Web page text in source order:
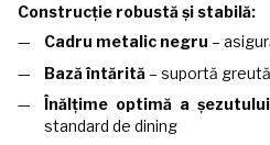
Construcție robustă și stabilă:
Cadru metalic negru –
Bază întărită – suportă
Înălțime optimă a șezutului
standard de dining